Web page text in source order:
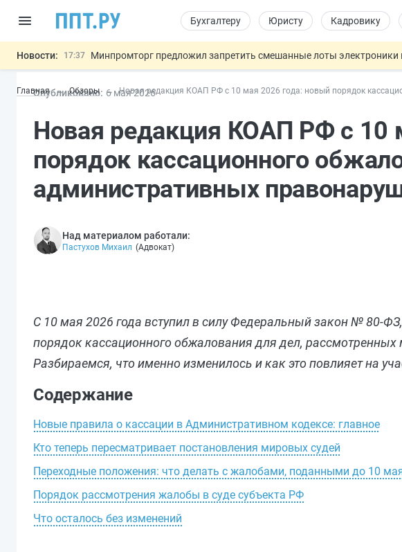
Бухгалтеру Юристу Кадровику
Новости: 17:37 Минпромторг предложил запретить смешанные лоты электроники
16:30 Возврат денег за риелторские услуги при недействительных
13:48
Важно Обеспечительный платёж СПОТ могут заменить
Главная Обзоры Новая редакция КОАП РФ с 10 мая 2026 года: новый порядок
Опубликовано: 6 мая 2026
Новая редакция КОАП РФ с 10
порядок кассационного
административных
Над материалом работали:
Пастухов Михаил (Адвокат)
С 10 мая 2026 года вступил в силу Федеральный закон № 80-
порядок кассационного обжалования для дел,
Разбираемся, что именно изменилось и как это повлияет на
Содержание
Новые правила о кассации в Административном кодексе: главное
Кто теперь пересматривает постановления мировых судей
Переходные положения: что делать с жалобами, поданными до 10
Порядок рассмотрения жалобы в суде субъекта РФ
Что осталось без изменений